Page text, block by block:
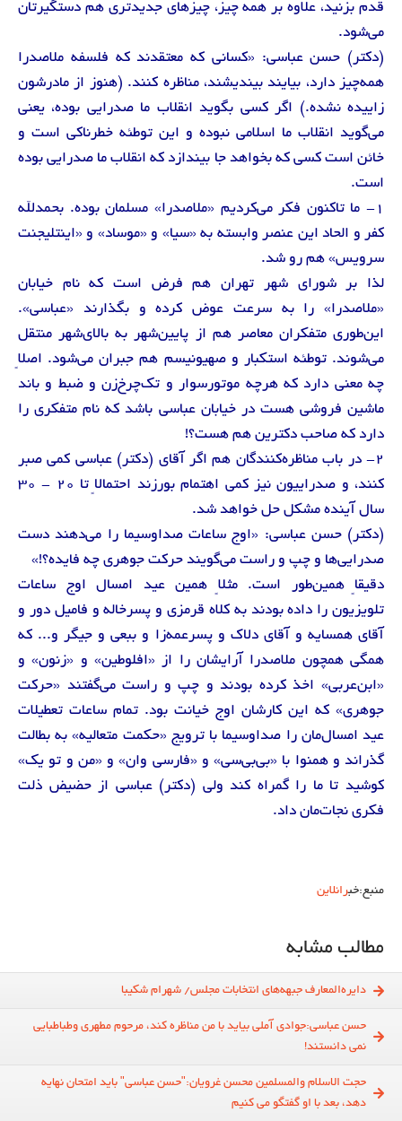
قدم بزنید، علاوه بر همه چیز، چیزهای جدیدتری هم دستگیرتان
می‌شود.
(دکتر) حسن عباسی: «کسانی که معتقدند که فلسفه ملاصدرا
همه‌چیز دارد، بیایند بیندیشند، مناظره کنند. (هنوز از مادرشون
زاییده نشده.) اگر کسی بگوید انقلاب ما صدرایی بوده، یعنی
می‌گوید انقلاب ما اسلامی نبوده و این توطئه خطرناکی است و
خائن است کسی که بخواهد جا بیندازد که انقلاب ما صدرایی بوده
است.
1- ما تاکنون فکر می‌کردیم «ملاصدرا» مسلمان بوده. بحمدلله
کفر و الحاد این عنصر وابسته به «سیا» و «موساد» و «اینتلیجنت
سرویس» هم رو شد.
لذا بر شورای شهر تهران هم فرض است که نام خیابان
«ملاصدرا» را به سرعت عوض کرده و بگذارند «عباسی».
این‌طوری متفکران معاصر هم از پایین‌شهر به بالای‌شهر منتقل
می‌شوند. توطئه استکبار و صهیونیسم هم جبران می‌شود. اصلاً
چه معنی دارد که هرچه موتورسوار و تک‌چرخ‌زن و ضبط و باند
ماشین فروشی هست در خیابان عباسی باشد که نام متفکری را
دارد که صاحب دکترین هم هست؟!
2- در باب مناظره‌کنندگان هم اگر آقای (دکتر) عباسی کمی صبر
کنند، و صدراییون نیز کمی اهتمام بورزند احتمالاً تا 20 - 30
سال آینده مشکل حل خواهد شد.
(دکتر) حسن عباسی: «اوج ساعات صداوسیما را می‌دهند دست
صدرایی‌ها و چپ و راست می‌گویند حرکت جوهری چه فایده؟!»
دقیقاً همین‌‌طور است. مثلاً همین عید امسال اوج ساعات
تلویزیون را داده بودند به کلاه قرمزی و پسرخاله و فامیل دور و
آقای همسایه و آقای دلاک و پسرعمه‌زا و ببعی و جیگر و... که
همگی همچون ملاصدرا آرایشان را از «افلوطین» و «زنون» و
«ابن‌عربی» اخذ کرده بودند و چپ و راست می‌گفتند «حرکت
جوهری» که این کارشان اوج خیانت بود. تمام ساعات تعطیلات
عید امسال‌مان را صداوسیما با ترویج «حکمت متعالیه» به بطالت
گذراند و همنوا با «بی‌بی‌سی» و «فارسی وان» و «من و تو یک»
کوشید تا ما را گمراه کند ولی (دکتر) عباسی از حضیض ذلت
فکری نجات‌مان داد.
منبع:خبرانلاین
مطالب مشابه
دایره‌المعارف جبهه‌های انتخابات مجلس/ شهرام شکیبا
حسن عباسی:جوادی آملی بیاید با من مناظره کند، مرحوم مطهری وطباطبایی
نمی دانستند!
حجت الاسلام والمسلمین محسن غرویان:"حسن عباسی" باید امتحان نهایه
دهد، بعد با او گفتگو می کنیم